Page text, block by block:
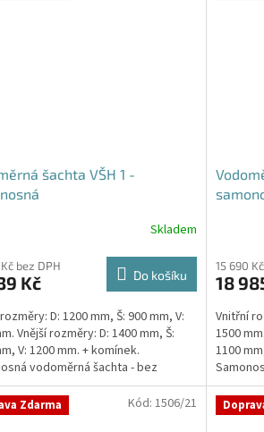
šachta VŠH 1 -
Skladem
bez DPH
Kč Do košíku
D: 1200 mm, Š: 900 mm, V:
Vnější rozměry: D: 1400 mm, Š:
V: 1200 mm. + komínek.
vodoměrná šachta - bez
15 690
18
Vnitřní
1500
1100
Zdarma Kód: 1506/21